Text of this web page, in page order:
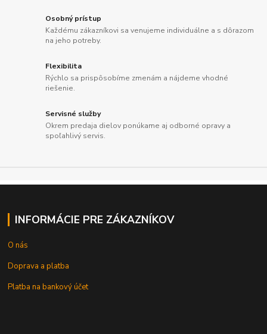
Osobný prístup
Každému zákazníkovi sa venujeme individuálne a s dôrazom
na jeho potreby.
Flexibilita
Rýchlo sa prispôsobíme zmenám a nájdeme vhodné
riešenie.
Servisné služby
Okrem predaja dielov ponúkame aj odborné opravy a
spoľahlivý servis.
INFORMÁCIE PRE ZÁKAZNÍKOV
O nás
Doprava a platba
Platba na bankový účet